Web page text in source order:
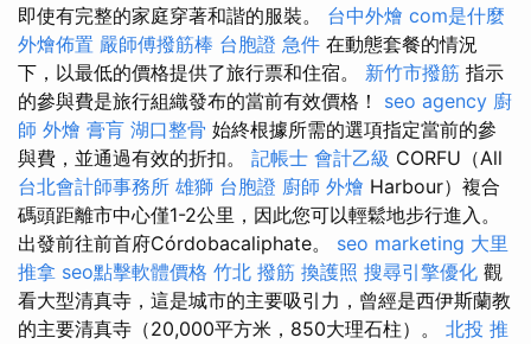
即使有完整的家庭穿著和諧的服裝。 台中外燴 com是什麼
外燴佈置 嚴師傅撥筋棒 台胞證 急件 在動態套餐的情況
下，以最低的價格提供了旅行票和住宿。 新竹市撥筋 指示
的參與費是旅行組織發布的當前有效價格！ seo agency 廚
師 外燴 膏肓 湖口整骨 始終根據所需的選項指定當前的參
與費，並通過有效的折扣。 記帳士 會計乙級 CORFU（All
台北會計師事務所 雄獅 台胞證 廚師 外燴 Harbour）複合
碼頭距離市中心僅1-2公里，因此您可以輕鬆地步行進入。
出發前往前首府Córdobacaliphate。 seo marketing 大里
推拿 seo點擊軟體價格 竹北 撥筋 換護照 搜尋引擎優化 觀
看大型清真寺，這是城市的主要吸引力，曾經是西伊斯蘭教
的主要清真寺（20,000平方米，850大理石柱）。 北投 推